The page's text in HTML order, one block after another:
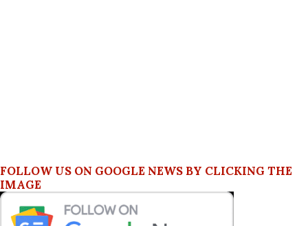
FOLLOW US ON GOOGLE NEWS BY CLICKING THE
IMAGE